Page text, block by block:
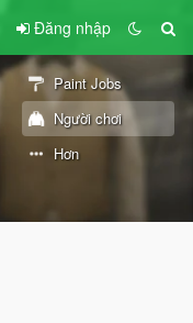
Đăng nhập
Paint Jobs
Người chơi
Hơn